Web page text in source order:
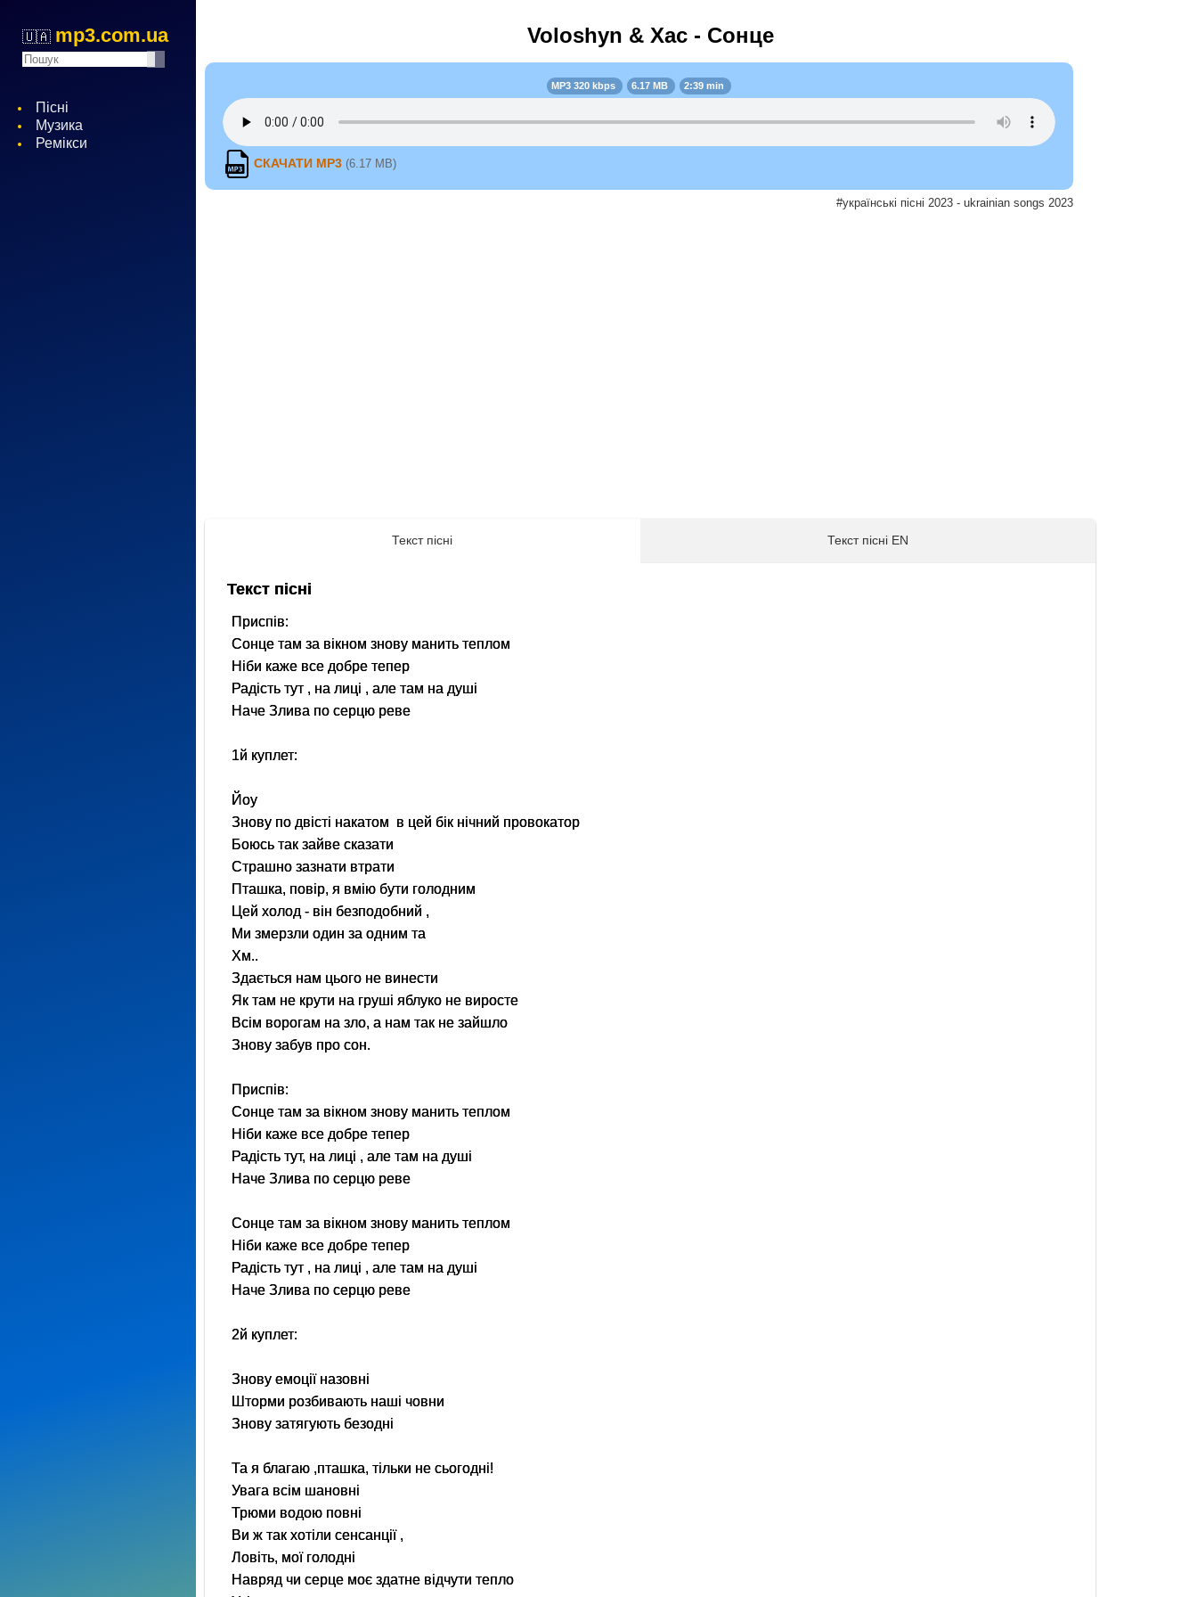
🇺🇦 mp3.com.ua
Пісні
Музика
Ремікси
Voloshyn & Хас - Сонце
MP3 320 kbps 6.17 MB 2:39 min
СКАЧАТИ MP3 (6.17 MB)
#українські пісні 2023 - ukrainian songs 2023
Текст пісні Текст пісні EN
Текст пісні
Приспів:
Сонце там за вікном знову манить теплом
Ніби каже все добре тепер
Радість тут , на лиці , але там на душі
Наче Злива по серцю реве
1й куплет:
Йоу
Знову по двісті накатом в цей бік нічний провокатор
Боюсь так зайве сказати
Страшно зазнати втрати
Пташка, повір, я вмію бути голодним
Цей холод - він безподобний ,
Ми змерзли один за одним та
Хм..
Здається нам цього не винести
Як там не крути на груші яблуко не виросте
Всім ворогам на зло, а нам так не зайшло
Знову забув про сон.
Приспів:
Сонце там за вікном знову манить теплом
Ніби каже все добре тепер
Радість тут, на лиці , але там на душі
Наче Злива по серцю реве
Сонце там за вікном знову манить теплом
Ніби каже все добре тепер
Радість тут , на лиці , але там на душі
Наче Злива по серцю реве
2й куплет:
Знову емоції назовні
Шторми розбивають наші човни
Знову затягують безодні
Та я благаю ,пташка, тільки не сьогодні!
Увага всім шановні
Трюми водою повні
Ви ж так хотіли сенсанції ,
Ловіть, мої голодні
Навряд чи серце моє здатне відчути тепло